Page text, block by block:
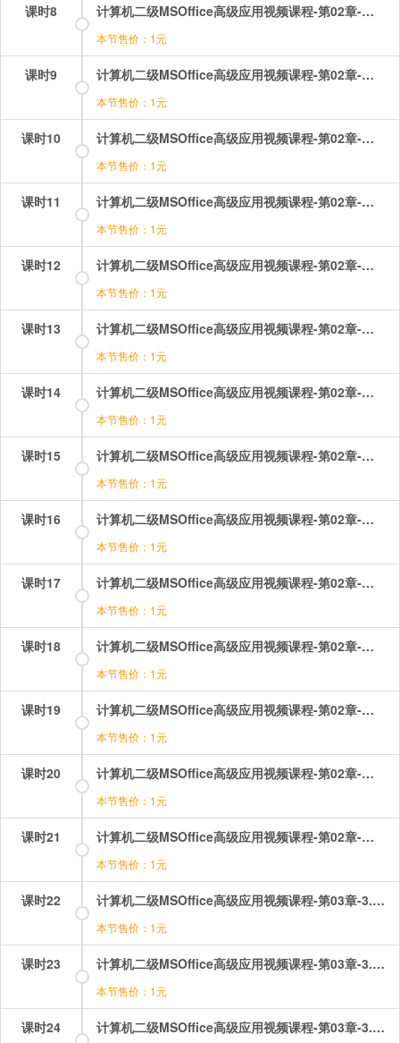
课时8 计算机二级MSOffice高级应用视频课程-第02章-操作：在文档中添加引用内容.mp4
本节售价：1元
课时9 计算机二级MSOffice高级应用视频课程-第02章-操作：审阅与修订，限制编辑.mp4
本节售价：1元
课时10 计算机二级MSOffice高级应用视频课程-第02章-操作：插入SM对象.mp4
本节售价：1元
课时11 计算机二级MSOffice高级应用视频课程-第02章-操作：插入图片和图形.mp4
本节售价：1元
课时12 计算机二级MSOffice高级应用视频课程-第02章-操作：插入文本框和表格（1）.mp4
本节售价：1元
课时13 计算机二级MSOffice高级应用视频课程-第02章-操作：插入文本框和表格（2）.mp4
本节售价：1元
课时14 计算机二级MSOffice高级应用视频课程-第02章-操作：文本格式和段落格式.flv
本节售价：1元
课时15 计算机二级MSOffice高级应用视频课程-第02章-操作：样式的创建，应用，更新，修改.mp4
本节售价：1元
课时16 计算机二级MSOffice高级应用视频课程-第02章-操作：样式的导入和样式集的应用.mp4
本节售价：1元
课时17 计算机二级MSOffice高级应用视频课程-第02章-操作：界面介绍及创建文档.mp4
本节售价：1元
课时18 计算机二级MSOffice高级应用视频课程-第02章-操作：目录.mp4
本节售价：1元
课时19 计算机二级MSOffice高级应用视频课程-第02章-操作：章节小测.mp4
本节售价：1元
课时20 计算机二级MSOffice高级应用视频课程-第02章-操作：页面设置.mp4
本节售价：1元
课时21 计算机二级MSOffice高级应用视频课程-第02章-操作：题注、尾注、脚注.mp4
本节售价：1元
课时22 计算机二级MSOffice高级应用视频课程-第03章-3.1通过Excel处理表格.mp4
本节售价：1元
课时23 计算机二级MSOffice高级应用视频课程-第03章-3.2函数专题讲解（1）.mp4
本节售价：1元
课时24 计算机二级MSOffice高级应用视频课程-第03章-3.3函数专题讲解（2）.mp4